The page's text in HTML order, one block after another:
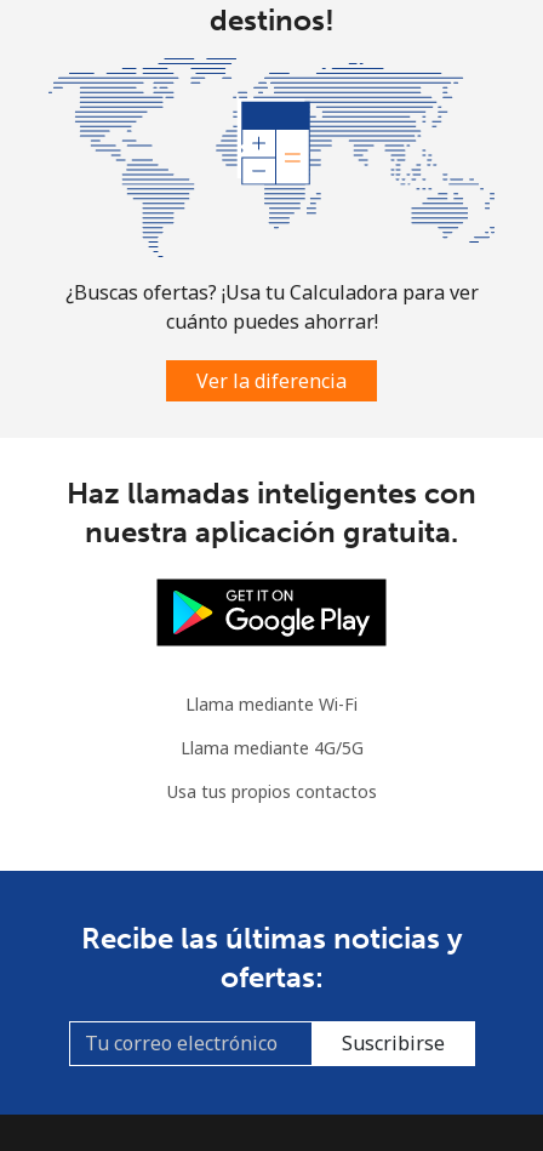
30 min por ⁦€10⁩
Tuvalu
⁦194.5¢⁩ 5 min por ⁦€10⁩
destinos!
¿Buscas ofertas? ¡Usa tu Calculadora para ver
cuánto puedes ahorrar!
Ver la diferencia
Haz llamadas inteligentes con
nuestra aplicación gratuita.
Llama mediante Wi-Fi
Llama mediante 4G/5G
Usa tus propios contactos
Recibe las últimas noticias y
ofertas:
Suscribirse